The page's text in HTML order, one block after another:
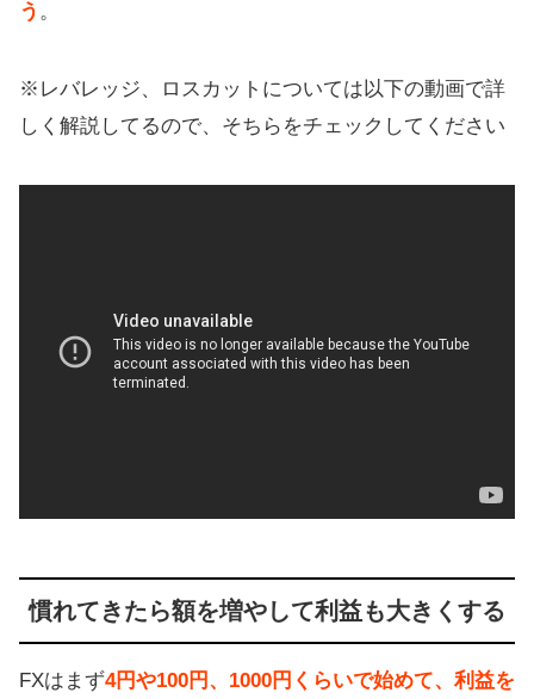
う 。
※レバレッジ、ロスカットについては以下の動画で詳
しく解説してるので、そちらをチェックしてください
慣れてきたら額を増やして利益も大きくする
FXはまず4円や100円、1000円くらいで始めて、利益を